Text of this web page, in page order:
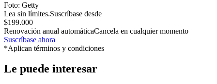
Foto: Getty
Lea sin límites.Suscríbase desde
$199.000
Renovación anual automáticaCancela en cualquier momento
Suscríbase ahora
*Aplican términos y condiciones
Le puede interesar